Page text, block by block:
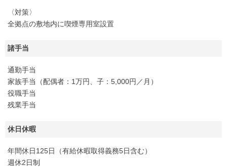
〈対策〉
全拠点の敷地内に喫煙専用室設置
諸手当
通勤手当
家族手当（配偶者：1万円、子：5,000円／月）
役職手当
残業手当
休日休暇
年間休日125日（有給休暇取得義務5日含む）
週休2日制